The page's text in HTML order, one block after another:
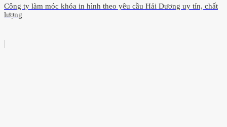
Công ty làm móc khóa in hình theo yêu cầu Hải Dương uy tín, chất
lượng